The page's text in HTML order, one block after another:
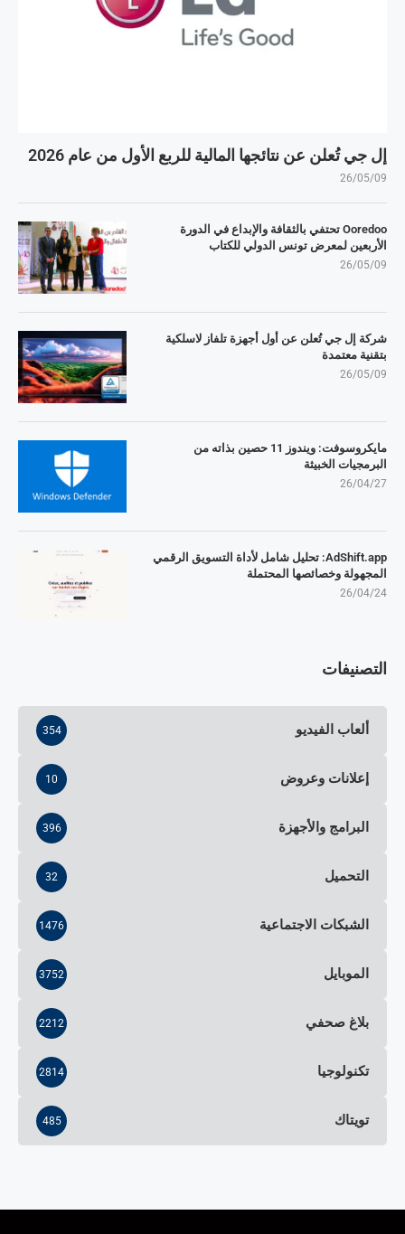
إل جي تُعلن عن نتائجها المالية للربع الأول من عام 2026
26/05/09
Ooredoo تحتفي بالثقافة والإبداع في الدورة
الأربعين لمعرض تونس الدولي للكتاب
26/05/09
شركة إل جي تُعلن عن أول أجهزة تلفاز لاسلكية
بتقنية معتمدة
26/05/09
مايكروسوفت: ويندوز 11 حصين بذاته من
البرمجيات الخبيثة
26/04/27
AdShift.app: تحليل شامل لأداة التسويق الرقمي
المجهولة وخصائصها المحتملة
26/04/24
التصنيفات
ألعاب الفيديو 354
إعلانات وعروض 10
البرامج والأجهزة 396
التحميل 32
الشبكات الاجتماعية 1476
الموبايل 3752
بلاغ صحفي 2212
تكنولوجيا 2814
تويتاك 485